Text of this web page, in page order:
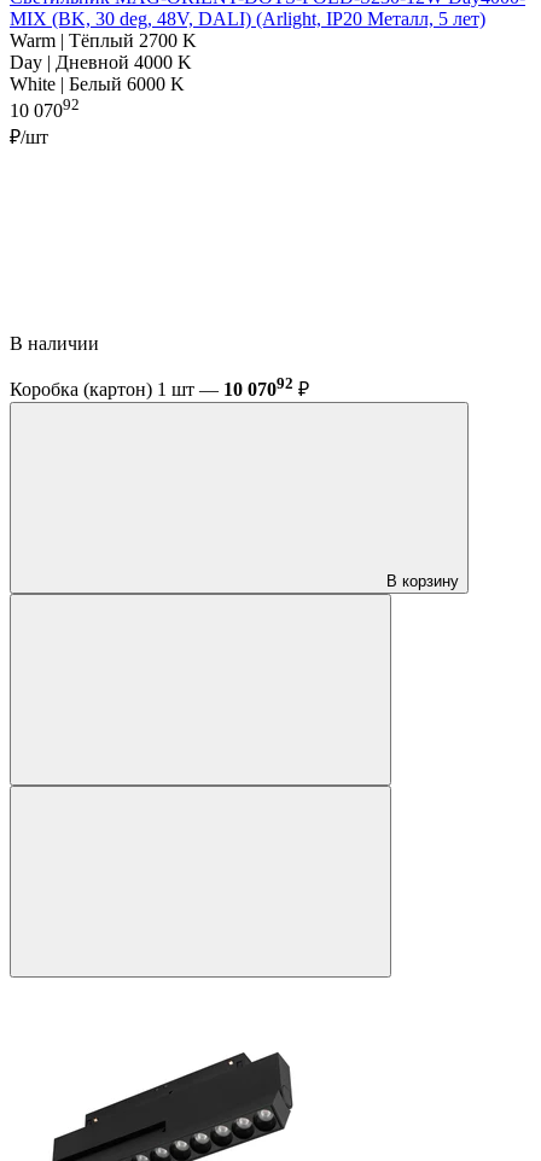
MIX (BK, 30 deg, 48V, DALI) (Arlight, IP20 Металл, 5 лет)
Warm | Тёплый 2700 K
Day | Дневной 4000 K
White | Белый 6000 K
10 07092
₽/шт
В наличии
Коробка (картон) 1 шт — 10 07092 ₽
В корзину